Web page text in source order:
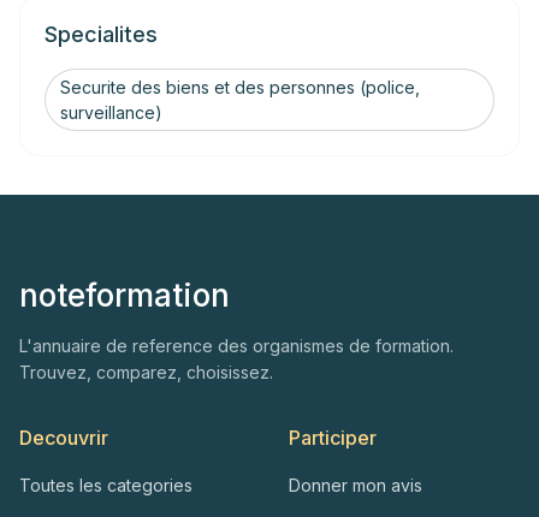
Specialites
Securite des biens et des personnes (police,
surveillance)
noteformation
L'annuaire de reference des organismes de formation.
Trouvez, comparez, choisissez.
Decouvrir
Toutes les categories
Participer
Donner mon avis